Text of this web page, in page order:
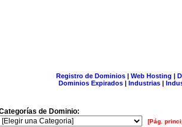
Registro de Dominios| Web Hosting |
Dominios Expirados | Industrias |
de Dominio:
[Pág.